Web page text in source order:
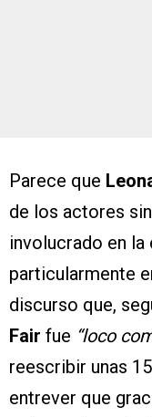
Parece que
de los actores
involucrado en la
particularmente
discurso que,
Fair fue “loco
reescribir unas
entrever que